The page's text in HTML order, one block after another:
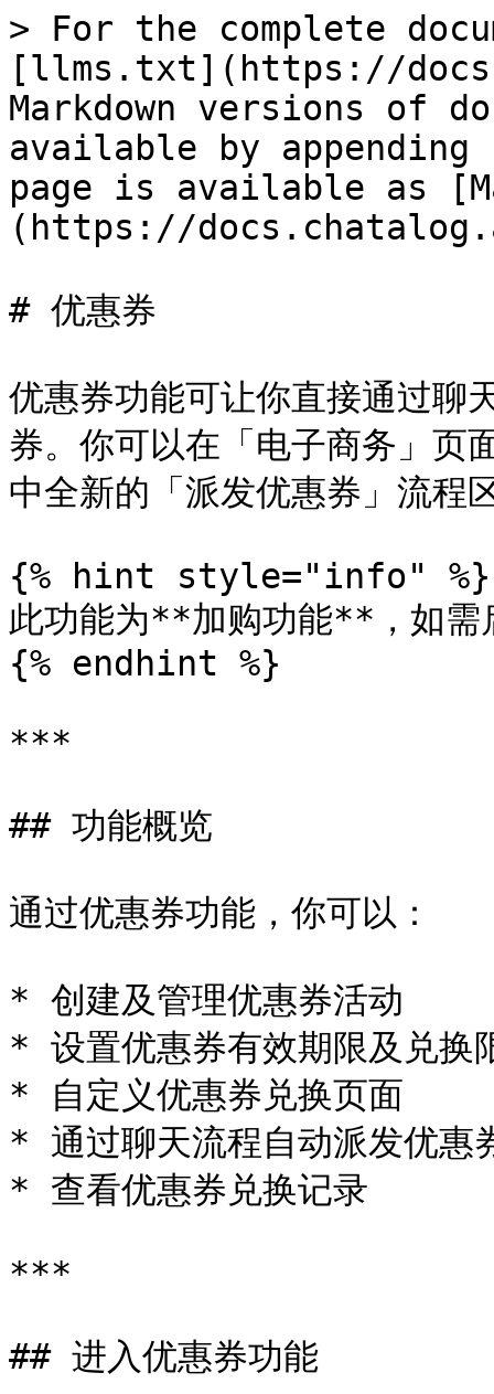
> For the complete
[llms.txt](https://
Markdown versions of
available by
page is available as
(https://
# 优惠券
优惠券功能可让你直接通过聊
券。你可以在「电子商务」页
中全新的「派发优惠券」流程
{% hint style="info" %}
此功能为**加购功能**，如需
{% endhint %}
***
## 功能概览
通过优惠券功能，你可以：
* 创建及管理优惠券活动
* 设置优惠券有效期限及兑换
* 自定义优惠券兑换页面
* 通过聊天流程自动派发优惠
* 查看优惠券兑换记录
***
## 进入优惠券功能